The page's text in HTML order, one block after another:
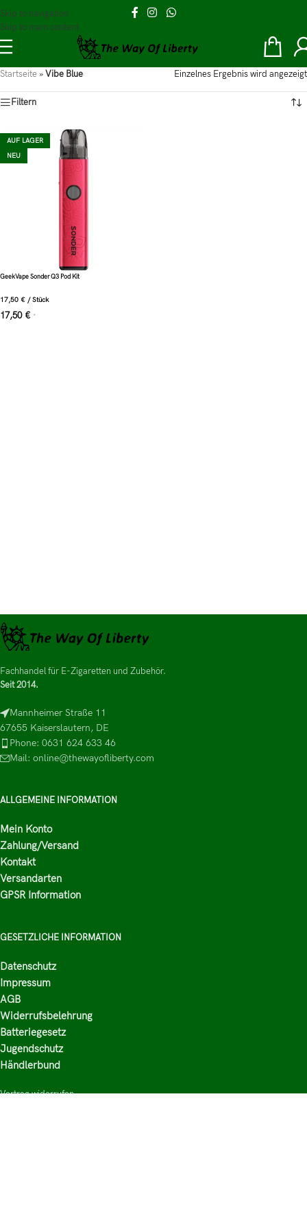
Skip to navigation
Skip to main content
Startseite »Vibe Blue Einzelnes Ergebnis wird angezeigt
Filtern
AUF LAGER
NEU
GeekVape Sonder Q3 Pod Kit
17,50 € /Stück
17,50 € *
Fachhandel für E-Zigaretten und Zubehör.
Seit 2014.
Mannheimer Straße 11
67655 Kaiserslautern, DE
Phone: 0631 624 633 46
Mail: online@thewayofliberty.com
ALLGEMEINE INFORMATION
Mein Konto
Zahlung/Versand
Kontakt
Versandarten
GPSR Information
GESETZLICHE INFORMATION
Datenschutz
Impressum
AGB
Widerrufsbelehrung
Batteriegesetz
Jugendschutz
Händlerbund
Vertrag widerrufen